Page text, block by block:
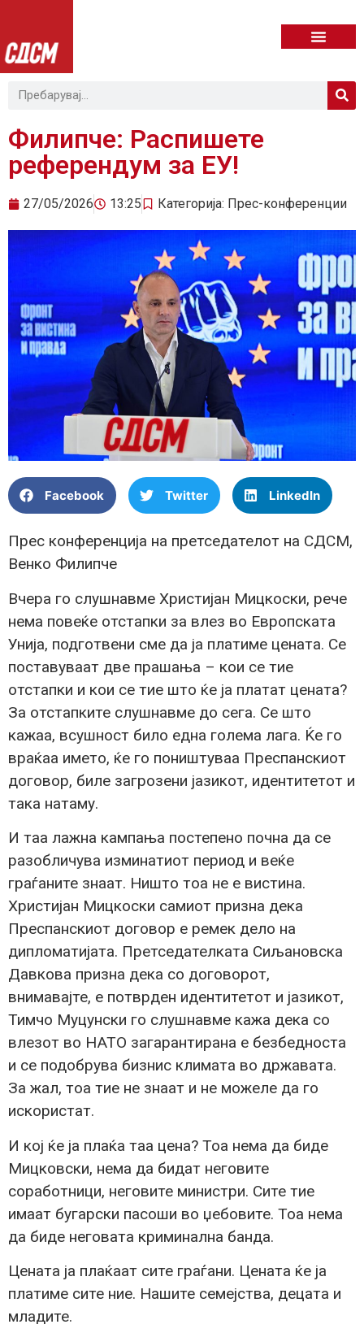
Филипче: Распишете
референдум за ЕУ!
27/05/2026 13:25 Категорија: Прес-конференции
Facebook Twitter LinkedIn
Прес конференција на претседателот на СДСМ,
Венко Филипче
Вчера го слушнавме Христијан Мицкоски, рече
нема повеќе отстапки за влез во Европската
Унија, подготвени сме да ја платиме цената. Се
поставуваат две прашања – кои се тие
отстапки и кои се тие што ќе ја платат цената?
За отстапките слушнавме до сега. Се што
кажаа, всушност било една голема лага. Ќе го
враќаа името, ќе го поништуваа Преспанскиот
договор, биле загрозени јазикот, идентитетот и
така натаму.
И таа лажна кампања постепено почна да се
разобличува изминатиот период и веќе
граѓаните знаат. Ништо тоа не е вистина.
Христијан Мицкоски самиот призна дека
Преспанскиот договор е ремек дело на
дипломатијата. Претседателката Сиљановска
Давкова призна дека со договорот,
внимавајте, е потврден идентитетот и јазикот,
Тимчо Муцунски го слушнавме кажа дека со
влезот во НАТО загарантирана е безбедноста
и се подобрува бизнис климата во државата.
За жал, тоа тие не знаат и не можеле да го
искористат.
И кој ќе ја плаќа таа цена? Тоа нема да биде
Мицковски, нема да бидат неговите
соработници, неговите министри. Сите тие
имаат бугарски пасоши во џебовите. Тоа нема
да биде неговата криминална банда.
Цената ја плаќаат сите граѓани. Цената ќе ја
платиме сите ние. Нашите семејства, децата и
младите.